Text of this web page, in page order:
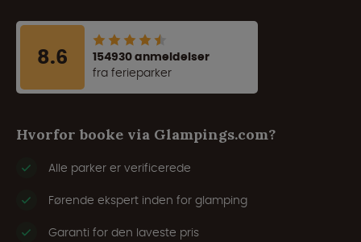
8.6
154930 anmeldelser
fra ferieparker
Hvorfor booke via Glampings.com?
Alle parker er verificerede
Førende ekspert inden for glamping
Garanti for den laveste pris